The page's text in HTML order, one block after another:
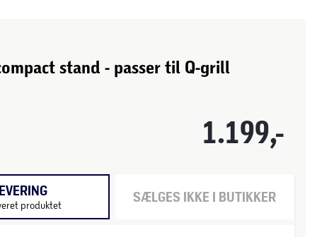
stand - passer til Q-grill
1.199,-
produktet SÆLGES IKKE I BUTIKKER